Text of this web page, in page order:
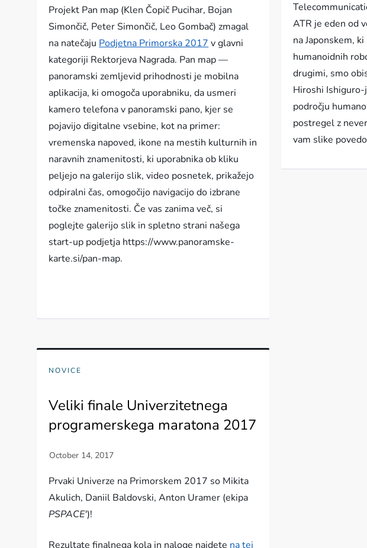
Projekt Pan map (Klen Čopič Pucihar, Bojan
Simončič, Peter Simončič, Leo Gombač) zmagal
na natečaju Podjetna Primorska 2017 v glavni
kategoriji Rektorjeva Nagrada. Pan map —
panoramski zemljevid prihodnosti je mobilna
aplikacija, ki omogoča uporabniku, da usmeri
kamero telefona v panoramski pano, kjer se
pojavijo digitalne vsebine, kot na primer:
vremenska napoved, ikone na mestih kulturnih in
naravnih znamenitosti, ki uporabnika ob kliku
peljejo na galerijo slik, video posnetek, prikažejo
odpiralni čas, omogočijo navigacijo do izbrane
točke znamenitosti. Če vas zanima več, si
poglejte galerijo slik in spletno strani našega
start-up podjetja https://www.panoramske-
karte.si/pan-map.
ATR je eden od
na Japonskem,
humanoidnih
drugimi, smo
Hiroshi Ishiguro-
področju
postregel z
vam slike
NOVICE
Veliki finale Univerzitetnega
programerskega maratona 2017
Prvaki Univerze na Primorskem 2017 so Mikita
Akulich, Daniil Baldovski, Anton Uramer (ekipa
PSPACE')!
Rezultate finalnega kola in naloge najdete na tej